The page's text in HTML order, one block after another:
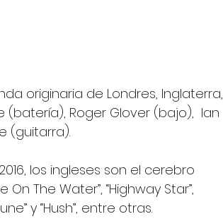
originaria de Londres, Inglaterra,
Roger Glover (bajo),  Ian
(guitarra).
los ingleses son el cerebro
The Water”, “Highway Star”,
y “Hush”, entre otras.